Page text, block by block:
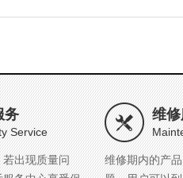
务
Service
出现质量问
维
维修期内的产